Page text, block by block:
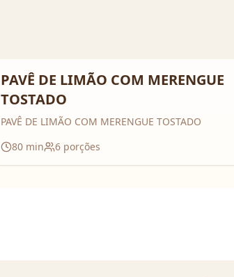
PAVÊ DE LIMÃO COM MERENGUE
TOSTADO
PAVÊ DE LIMÃO COM MERENGUE TOSTADO
80 min 6 porções